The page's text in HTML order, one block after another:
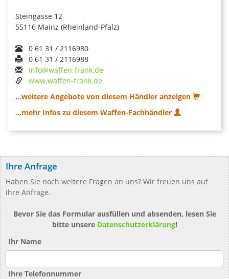
Steingasse 12
55116 Mainz (Rheinland-Pfalz)
0 61 31 / 2116980
0 61 31 / 2116988
info@waffen-frank.de
www.waffen-frank.de
...weitere Angebote von diesem Händler anzeigen
...mehr Infos zu diesem Waffen-Fachhändler
Ihre Anfrage
Haben Sie noch weitere Fragen an uns? Wir freuen uns auf
ihre Anfrage.
Bevor Sie das Formular ausfüllen und absenden, lesen Sie
bitte unsere Datenschutzerklärung!
Ihr Name
Ihre Telefonnummer